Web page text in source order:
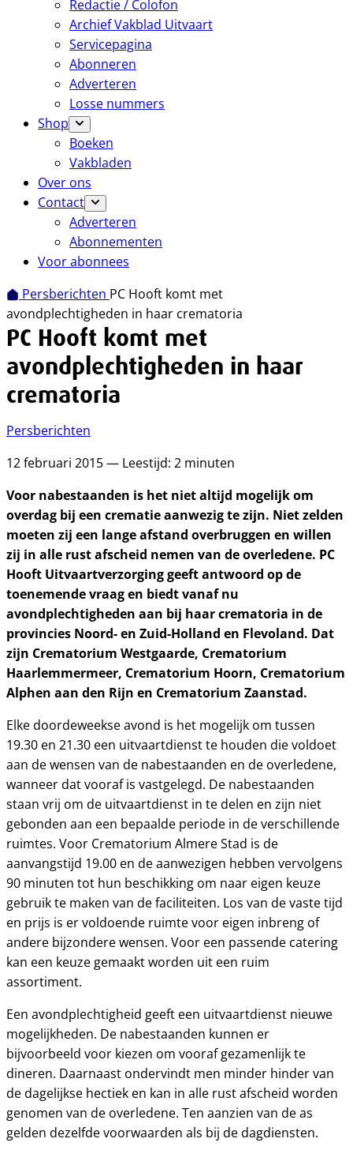
Redactie / Colofon
Archief Vakblad Uitvaart
Servicepagina
Abonneren
Adverteren
Losse nummers
Shop
Boeken
Vakbladen
Over ons
Contact
Adverteren
Abonnementen
Voor abonnees
Persberichten PC Hooft komt met
avondplechtigheden in haar crematoria
PC Hooft komt met
avondplechtigheden in haar
crematoria
Persberichten
12 februari 2015 — Leestijd: 2 minuten
Voor nabestaanden is het niet altijd mogelijk om
overdag bij een crematie aanwezig te zijn. Niet zelden
moeten zij een lange afstand overbruggen en willen
zij in alle rust afscheid nemen van de overledene. PC
Hooft Uitvaartverzorging geeft antwoord op de
toenemende vraag en biedt vanaf nu
avondplechtigheden aan bij haar crematoria in de
provincies Noord- en Zuid-Holland en Flevoland. Dat
zijn Crematorium Westgaarde, Crematorium
Haarlemmermeer, Crematorium Hoorn, Crematorium
Alphen aan den Rijn en Crematorium Zaanstad.
Elke doordeweekse avond is het mogelijk om tussen
19.30 en 21.30 een uitvaartdienst te houden die voldoet
aan de wensen van de nabestaanden en de overledene,
wanneer dat vooraf is vastgelegd. De nabestaanden
staan vrij om de uitvaartdienst in te delen en zijn niet
gebonden aan een bepaalde periode in de verschillende
ruimtes. Voor Crematorium Almere Stad is de
aanvangstijd 19.00 en de aanwezigen hebben vervolgens
90 minuten tot hun beschikking om naar eigen keuze
gebruik te maken van de faciliteiten. Los van de vaste tijd
en prijs is er voldoende ruimte voor eigen inbreng of
andere bijzondere wensen. Voor een passende catering
kan een keuze gemaakt worden uit een ruim
assortiment.
Een avondplechtigheid geeft een uitvaartdienst nieuwe
mogelijkheden. De nabestaanden kunnen er
bijvoorbeeld voor kiezen om vooraf gezamenlijk te
dineren. Daarnaast ondervindt men minder hinder van
de dagelijkse hectiek en kan in alle rust afscheid worden
genomen van de overledene. Ten aanzien van de as
gelden dezelfde voorwaarden als bij de dagdiensten.